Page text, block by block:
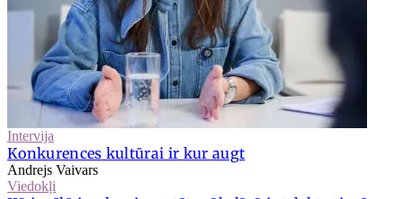
Intervija
Konkurences kultūrai ir kur augt
Andrejs Vaivars
Viedokļi